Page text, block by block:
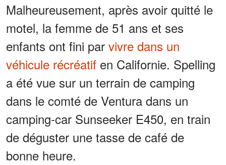
Malheureusement, après avoir quitté le
motel, la femme de 51 ans et ses
enfants ont fini par vivre dans un
véhicule récréatif en Californie. Spelling
a été vue sur un terrain de camping
dans le comté de Ventura dans un
camping-car Sunseeker E450, en train
de déguster une tasse de café de
bonne heure.